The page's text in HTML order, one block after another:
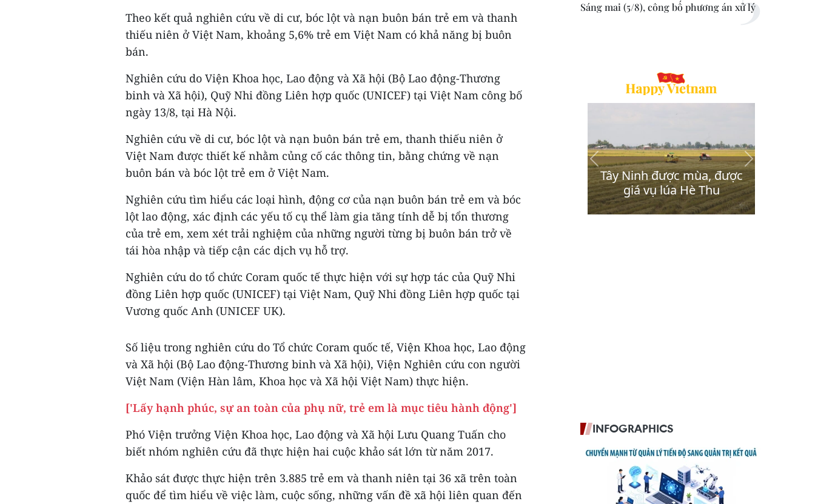
Theo kết quả nghiên cứu về di cư, bóc lột và nạn buôn bán trẻ em và thanh
thiếu niên ở Việt Nam, khoảng 5,6% trẻ em Việt Nam có khả năng bị buôn
bán.
Nghiên cứu do Viện Khoa học, Lao động và Xã hội (Bộ Lao động-Thương
binh và Xã hội), Quỹ Nhi đồng Liên hợp quốc (UNICEF) tại Việt Nam công bố
ngày 13/8, tại Hà Nội.
Nghiên cứu về di cư, bóc lột và nạn buôn bán trẻ em, thanh thiếu niên ở
Việt Nam được thiết kế nhằm củng cố các thông tin, bằng chứng về nạn
buôn bán và bóc lột trẻ em ở Việt Nam.
Nghiên cứu tìm hiểu các loại hình, động cơ của nạn buôn bán trẻ em và bóc
lột lao động, xác định các yếu tố cụ thể làm gia tăng tính dễ bị tổn thương
của trẻ em, xem xét trải nghiệm của những người từng bị buôn bán trở về
tái hòa nhập và tiếp cận các dịch vụ hỗ trợ.
Nghiên cứu do tổ chức Coram quốc tế thực hiện với sự hợp tác của Quỹ Nhi
đồng Liên hợp quốc (UNICEF) tại Việt Nam, Quỹ Nhi đồng Liên hợp quốc tại
Vương quốc Anh (UNICEF UK).
Số liệu trong nghiên cứu do Tổ chức Coram quốc tế, Viện Khoa học, Lao động
và Xã hội (Bộ Lao động-Thương binh và Xã hội), Viện Nghiên cứu con người
Việt Nam (Viện Hàn lâm, Khoa học và Xã hội Việt Nam) thực hiện.
['Lấy hạnh phúc, sự an toàn của phụ nữ, trẻ em là mục tiêu hành động']
Phó Viện trưởng Viện Khoa học, Lao động và Xã hội Lưu Quang Tuấn cho
biết nhóm nghiên cứu đã thực hiện hai cuộc khảo sát lớn từ năm 2017.
Khảo sát được thực hiện trên 3.885 trẻ em và thanh niên tại 36 xã trên toàn
quốc để tìm hiểu về việc làm, cuộc sống, những vấn đề xã hội liên quan đến
Sáng mai (5/8), công bố phương án xử lý
INFOGRAPHICS